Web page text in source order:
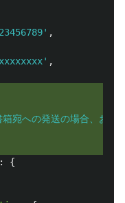
' ,
' ,
箱宛への発送の場合、お届
:
{